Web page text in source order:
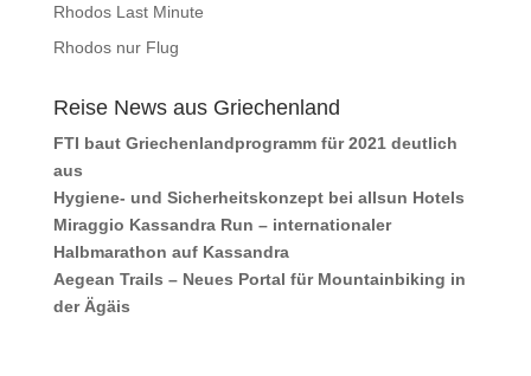
Rhodos Last Minute
Rhodos nur Flug
Reise News aus Griechenland
FTI baut Griechenlandprogramm für 2021 deutlich
aus
Hygiene- und Sicherheitskonzept bei allsun Hotels
Miraggio Kassandra Run – internationaler
Halbmarathon auf Kassandra
Aegean Trails – Neues Portal für Mountainbiking in
der Ägäis